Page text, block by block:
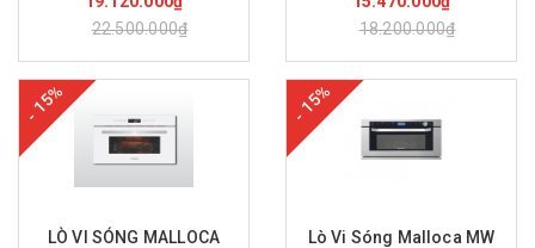
22.500.000₫
18.200.000₫
- 15%
LÒ VI SÓNG MALLOCA
- 15%
Lò Vi Sóng Malloca MW